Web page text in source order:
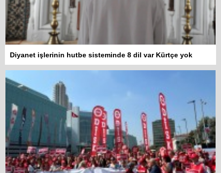
Diyanet işlerinin hutbe sisteminde 8 dil var Kürtçe yok